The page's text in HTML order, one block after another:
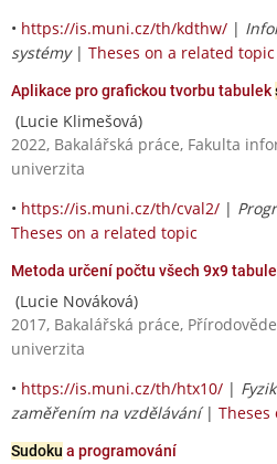
• https://is.muni.cz/th/kdthw/ |
systémy| Theses on a related topic
Aplikace pro grafickou tvorbu tabulek
(Lucie Klimešová)
2022, Bakalářská práce, Fakulta
univerzita
• https://is.muni.cz/th/cval2/ |
Theses on a related topic
Metoda určení počtu všech 9x9
(Lucie Nováková)
2017, Bakalářská práce,
univerzita
• https://is.muni.cz/th/htx10/ |
zaměřením na vzdělávání|
Sudoku a programování